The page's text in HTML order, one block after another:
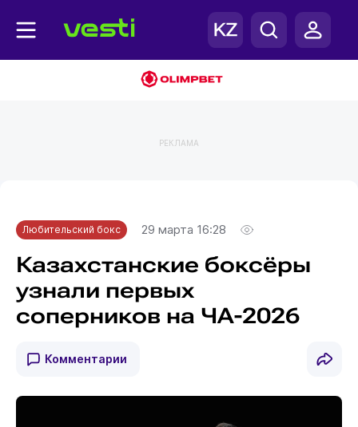
РЕКЛАМА
Любительский бокс 29 марта 16:28
Казахстанские боксёры
узнали первых
соперников на ЧА-2026
Комментарии